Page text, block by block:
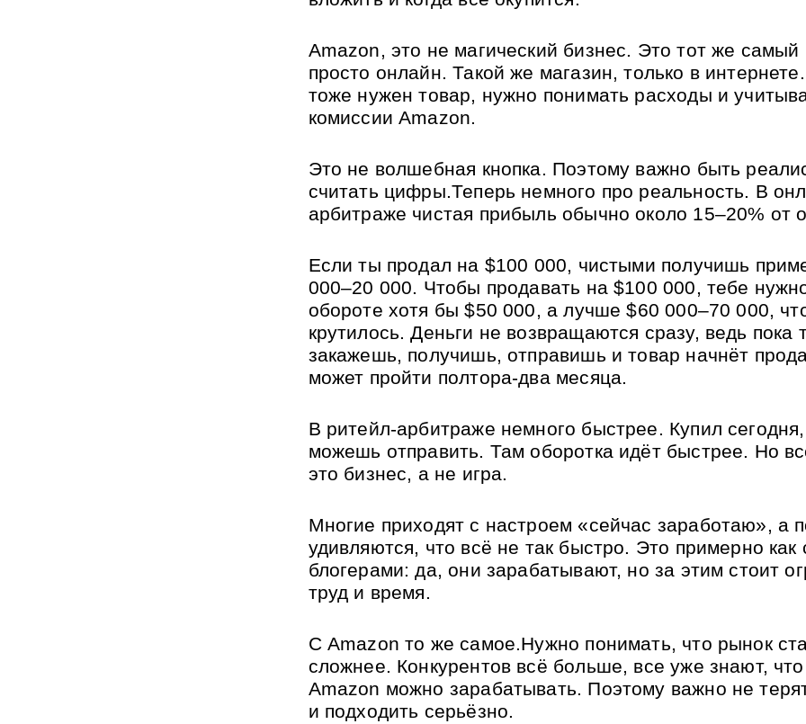
Amazon, это не магический бизнес. Это тот же самый
просто онлайн. Такой же магазин, только в
тоже нужен товар, нужно понимать расходы и
комиссии Amazon.
Это не волшебная кнопка. Поэтому важно быть
считать цифры.Теперь немного про реальность. В
арбитраже чистая прибыль обычно около 15–20% от
Если ты продал на $100 000, чистыми получишь
000–20 000. Чтобы продавать на $100 000, тебе
обороте хотя бы $50 000, а лучше $60 000–70 000,
крутилось. Деньги не возвращаются сразу, ведь пока
закажешь, получишь, отправишь и товар начнёт
может пройти полтора-два месяца.
В ритейл-арбитраже немного быстрее. Купил
можешь отправить. Там оборотка идёт быстрее. Но
это бизнес, а не игра.
Многие приходят с настроем «сейчас заработаю», а
удивляются, что всё не так быстро. Это примерно как
блогерами: да, они зарабатывают, но за этим стоит
труд и время.
С Amazon то же самое.Нужно понимать, что рынок
сложнее. Конкурентов всё больше, все уже знают,
Amazon можно зарабатывать. Поэтому важно не
и подходить серьёзно.